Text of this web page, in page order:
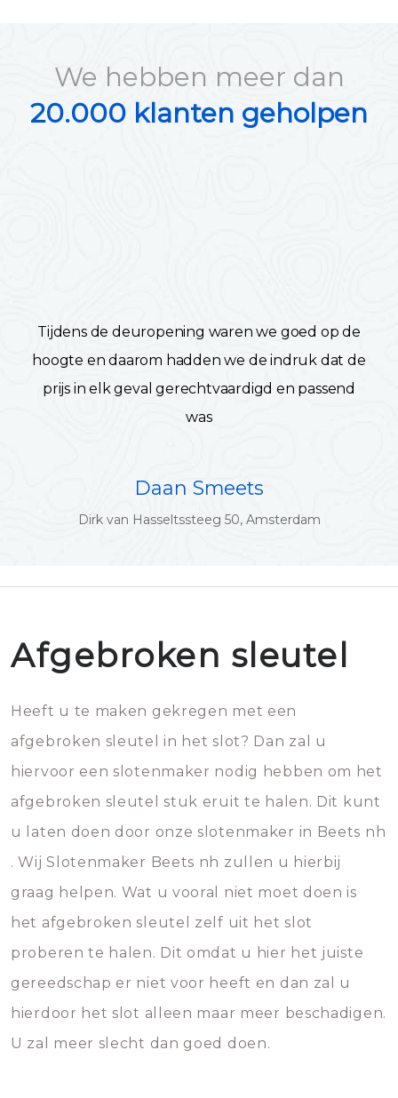
We hebben meer dan
20.000 klanten geholpen
Tijdens de deuropening waren we goed op de
hoogte en daarom hadden we de indruk dat de
prijs in elk geval gerechtvaardigd en passend
was
Daan Smeets
Dirk van Hasseltssteeg 50, Amsterdam
Afgebroken sleutel
Heeft u te maken gekregen met een
afgebroken sleutel in het slot? Dan zal u
hiervoor een slotenmaker nodig hebben om het
afgebroken sleutel stuk eruit te halen. Dit kunt
u laten doen door onze slotenmaker in Beets nh
. Wij Slotenmaker Beets nh zullen u hierbij
graag helpen. Wat u vooral niet moet doen is
het afgebroken sleutel zelf uit het slot
proberen te halen. Dit omdat u hier het juiste
gereedschap er niet voor heeft en dan zal u
hierdoor het slot alleen maar meer beschadigen.
U zal meer slecht dan goed doen.